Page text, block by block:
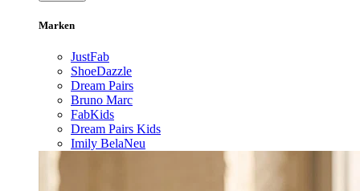
Marken
JustFab
ShoeDazzle
Dream Pairs
Bruno Marc
FabKids
Dream Pairs Kids
Imily BelaNeu